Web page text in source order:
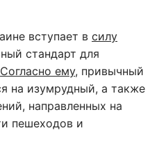
вступает в силу
стандарт для
Согласно ему, привычный
на изумрудный, а также
направленных на
пешеходов и